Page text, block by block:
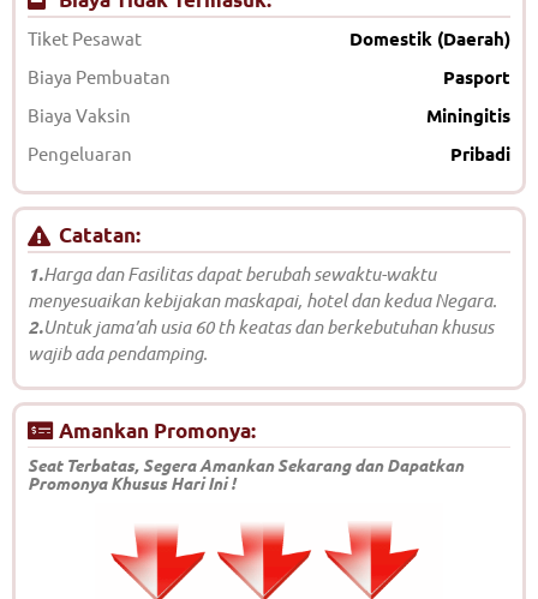
Tiket Pesawat Domestik (Daerah)
Biaya Pembuatan Pasport
Biaya Vaksin Miningitis
Pengeluaran Pribadi
Catatan:
1.Harga dan Fasilitas dapat berubah sewaktu-waktu
menyesuaikan kebijakan maskapai, hotel dan kedua Negara.
2.Untuk jama’ah usia 60 th keatas dan berkebutuhan khusus
wajib ada pendamping.
Amankan Promonya:
Seat Terbatas, Segera Amankan Sekarang dan Dapatkan
Promonya Khusus Hari Ini !